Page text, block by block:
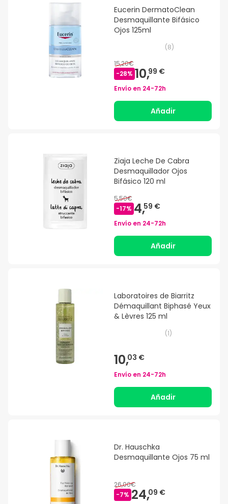
Eucerin DermatoClean
Desmaquillante Bifásico
Ojos 125ml
(8)
15,20€
-28% 10,99 €
Envío en 24-72h
Añadir
Ziaja Leche De Cabra
Desmaquillador Ojos
Bifásico 120 ml
5,50€
-17% 4,59 €
Envío en 24-72h
Añadir
Laboratoires de Biarritz
Démaquillant Biphasé Yeux
& Lèvres 125 ml
(1)
10,03 €
Envío en 24-72h
Añadir
Dr. Hauschka
Desmaquillante Ojos 75 ml
26,00€
-7% 24,09 €